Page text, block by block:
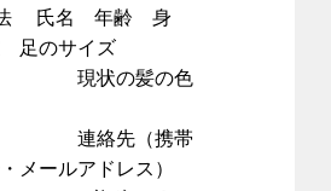
法 氏名 年齢 身
足のサイズ
の髪の色
先（携帯
メールアドレス）